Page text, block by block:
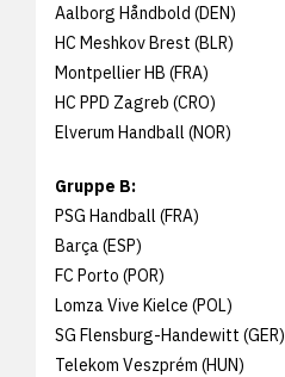
Aalborg Håndbold (DEN)
HC Meshkov Brest (BLR)
Montpellier HB (FRA)
HC PPD Zagreb (CRO)
Elverum Handball (NOR)
Gruppe B:
PSG Handball (FRA)
Barça (ESP)
FC Porto (POR)
Lomza Vive Kielce (POL)
SG Flensburg-Handewitt (GER)
Telekom Veszprém (HUN)